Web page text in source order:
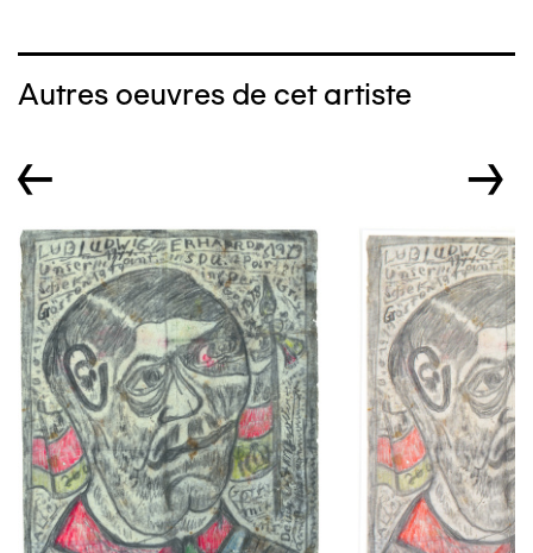
Autres oeuvres de cet artiste
← →